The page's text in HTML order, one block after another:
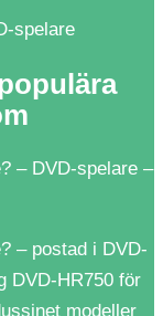
spelare
– DVD-spelare –
– postad i DVD-
DVD-HR750 för
modeller